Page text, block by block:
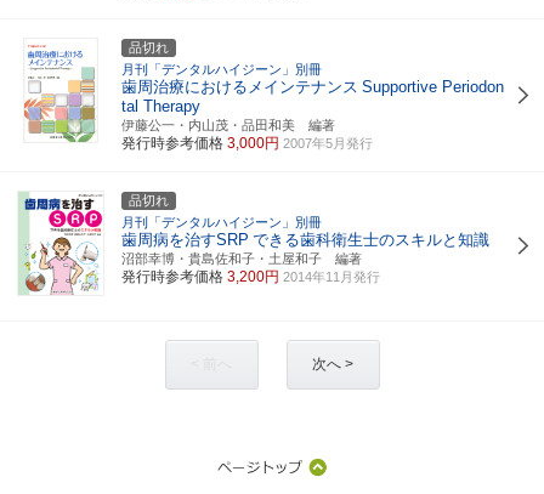
品切れ
月刊「デンタルハイジーン」別冊
歯周治療におけるメインテナンス Supportive Periodon
tal Therapy
伊藤公一・内山茂・品田和美 編著
発行時参考価格 3,000円 2007年5月発行
品切れ
月刊「デンタルハイジーン」別冊
歯周病を治すSRP できる歯科衛生士のスキルと知識
沼部幸博・貴島佐和子・土屋和子 編著
発行時参考価格 3,200円 2014年11月発行
次へ >